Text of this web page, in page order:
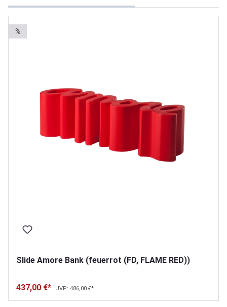
%
Slide Amore Bank (feuerrot (FD, FLAME RED))
437,00 €* UVP: 486,00 €*